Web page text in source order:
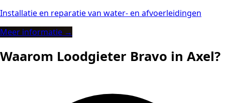
Installatie en reparatie van water- en afvoerleidingen
Meer informatie →
Waarom Loodgieter Bravo in Axel?